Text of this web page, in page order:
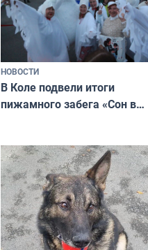
НОВОСТИ
В Коле подвели итоги
пижамного забега «Сон в